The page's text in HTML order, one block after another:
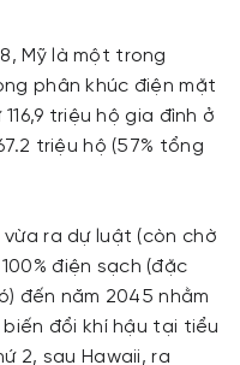
Mỹ là một trong
phân khúc điện mặt
triệu hộ gia đình ở
triệu hộ (57% tổng
ra dự luật (còn chờ
điện sạch (đặc
đến năm 2045 nhằm
đổi khí hậu tại tiểu
2, sau Hawaii, ra